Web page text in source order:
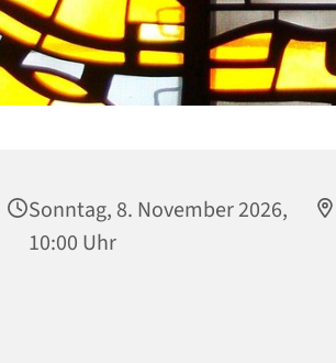
Sonntag, 8. November 2026,
10:00 Uhr